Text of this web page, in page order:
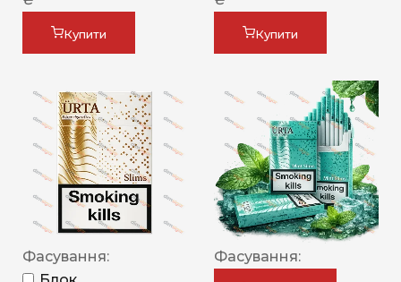
Купити Купити
Фасування:
Фасування: